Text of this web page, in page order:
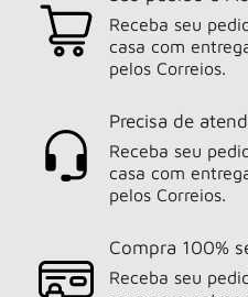
Receba seu
casa com
pelos Correios.
Precisa de
Receba seu
casa com
pelos Correios.
Compra 100%
Receba seu